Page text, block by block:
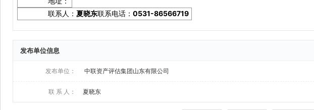
发布单位信息
发布单位： 中联资产评估集团山东有限公司
联 系 人： 夏晓东